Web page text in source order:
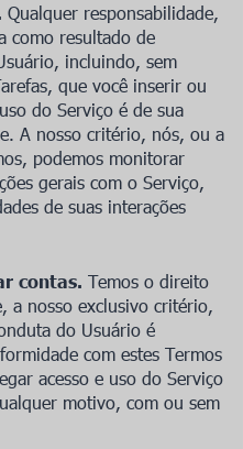
Qualquer responsabilidade,
como resultado de
incluindo, sem
que você inserir ou
do Serviço é de sua
A nosso critério, nós, ou a
podemos monitorar
gerais com o Serviço,
de suas interações
contas. Temos o direito
a nosso exclusivo critério,
do Usuário é
com estes Termos
acesso e uso do Serviço
motivo, com ou sem